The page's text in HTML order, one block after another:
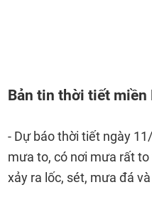
Bản tin thời tiết miền
- Dự báo thời tiết ngày
mưa to, có nơi mưa rất
xảy ra lốc, sét, mưa đá